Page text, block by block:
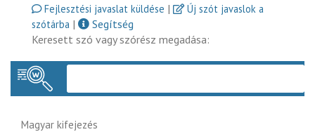
Fejlesztési javaslat küldése |
Új szót javaslok a
szótárba |
Segítség
Keresett szó vagy szórész megadása:
Magyar kifejezés